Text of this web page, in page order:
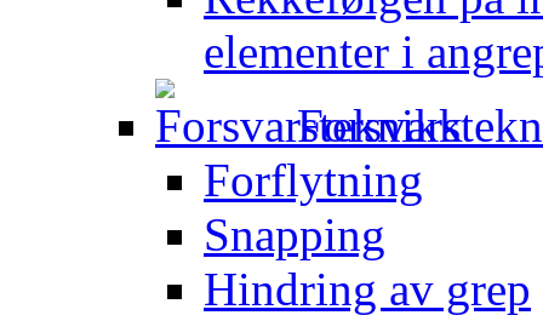
elementer i
Forflytning
Snapping
Hindring av grep